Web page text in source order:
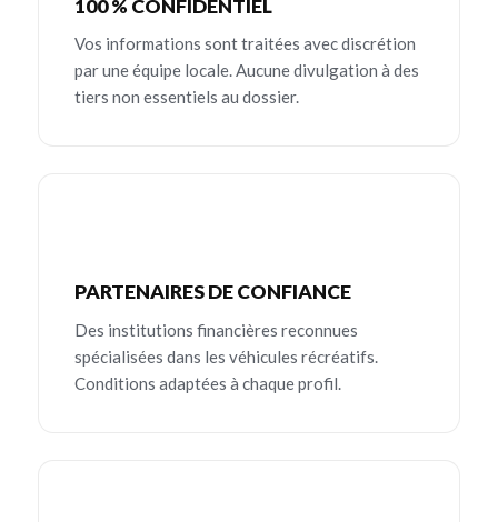
100 % CONFIDENTIEL
Vos informations sont traitées avec discrétion
par une équipe locale. Aucune divulgation à des
tiers non essentiels au dossier.
PARTENAIRES DE CONFIANCE
Des institutions financières reconnues
spécialisées dans les véhicules récréatifs.
Conditions adaptées à chaque profil.